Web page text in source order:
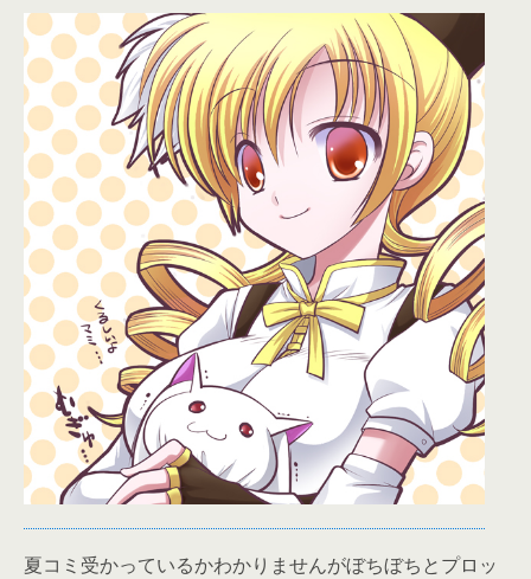
夏コミ受かっているかわかりませんがぼちぼちとプロッ